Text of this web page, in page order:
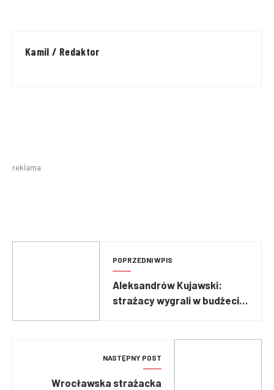
Kamil / Redaktor
reklama
POPRZEDNI WPIS
Aleksandrów Kujawski:
strażacy wygrali w budżecie
NASTĘPNY POST
Wrocławska strażacka